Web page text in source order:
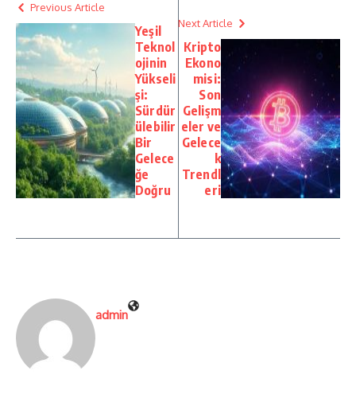
Previous Article
Yeşil
Teknol
ojinin
Yükseli
şi:
Sürdür
ülebilir
Bir
Gelece
ğe
Doğru
Next Article
Kripto
Ekono
misi:
Son
Gelişm
eler ve
Gelece
k
Trendl
eri
admin